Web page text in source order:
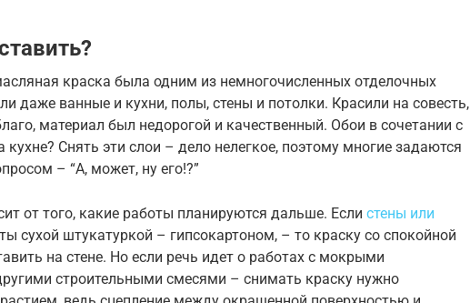
краска была одним из немногочисленных отделочных
даже ванные и кухни, полы, стены и потолки. Красили на совесть,
материал был недорогой и качественный. Обои в сочетании с
кухне? Снять эти слои – дело нелегкое, поэтому многие задаются
– “А, может, ну его!?”
от того, какие работы планируются дальше. Если стены или
сухой штукатуркой – гипсокартоном, – то краску со спокойной
на стене. Но если речь идет о работах с мокрыми
строительными смесями – снимать краску нужно